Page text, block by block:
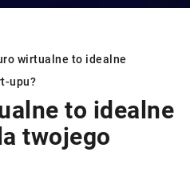
wirtualne to idealne
upu?
to idealne
twojego